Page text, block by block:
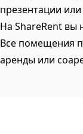
презентации или
На ShareRent вы
Все помещения
аренды или